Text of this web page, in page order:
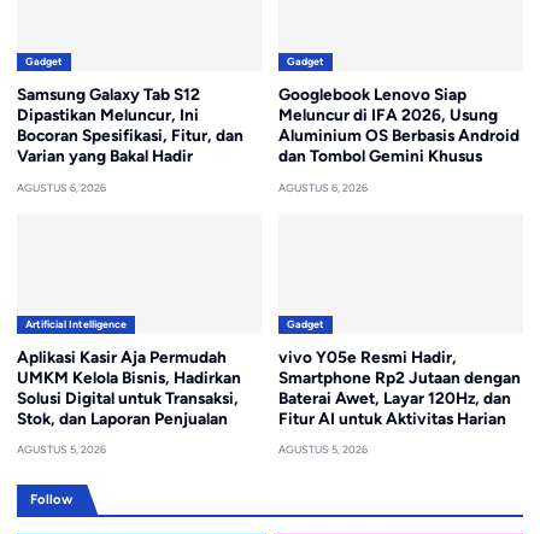
Gadget
Samsung Galaxy Tab S12
Dipastikan Meluncur, Ini
Bocoran Spesifikasi, Fitur, dan
Varian yang Bakal Hadir
AGUSTUS 6, 2026
Gadget
Googlebook Lenovo Siap
Meluncur di IFA 2026, Usung
Aluminium OS Berbasis Android
dan Tombol Gemini Khusus
AGUSTUS 6, 2026
Artificial Intelligence
Aplikasi Kasir Aja Permudah
UMKM Kelola Bisnis, Hadirkan
Solusi Digital untuk Transaksi,
Stok, dan Laporan Penjualan
AGUSTUS 5, 2026
Gadget
vivo Y05e Resmi Hadir,
Smartphone Rp2 Jutaan dengan
Baterai Awet, Layar 120Hz, dan
Fitur AI untuk Aktivitas Harian
AGUSTUS 5, 2026
Follow